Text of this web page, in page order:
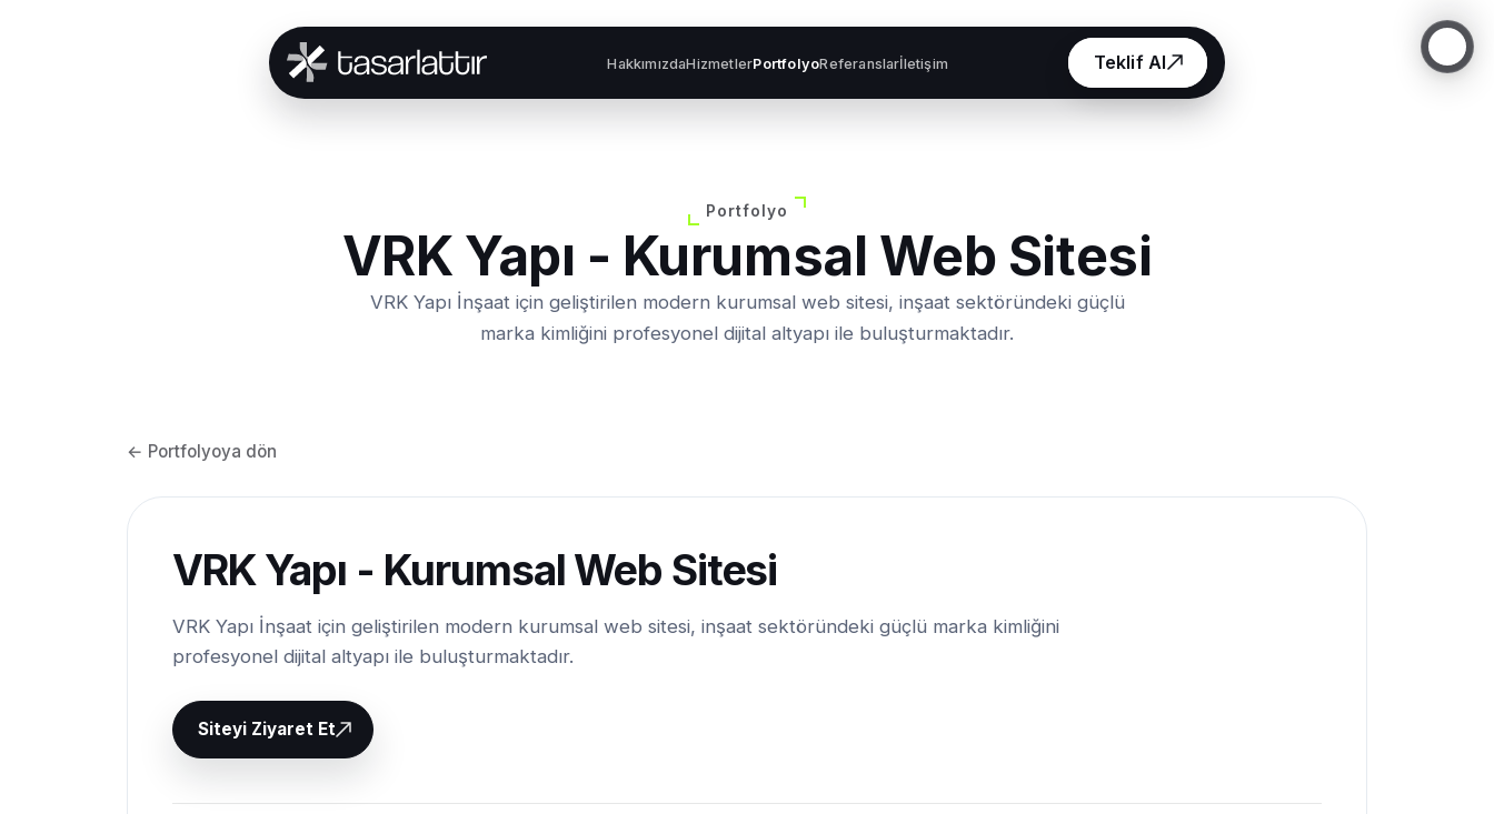
HakkımızdaHizmetlerPortfolyoReferanslarİletişim Teklif Al
Portfolyo
VRK Yapı - Kurumsal Web Sitesi
VRK Yapı İnşaat için geliştirilen modern kurumsal web sitesi, inşaat sektöründeki güçlü
marka kimliğini profesyonel dijital altyapı ile buluşturmaktadır.
← Portfolyoya dön
VRK Yapı - Kurumsal Web Sitesi
VRK Yapı İnşaat için geliştirilen modern kurumsal web sitesi, inşaat sektöründeki güçlü marka kimliğini
profesyonel dijital altyapı ile buluşturmaktadır.
Siteyi Ziyaret Et